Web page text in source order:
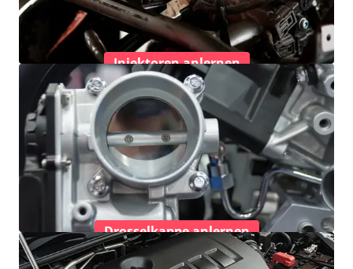
Injektoren anlernen
Drosselkappe anlernen